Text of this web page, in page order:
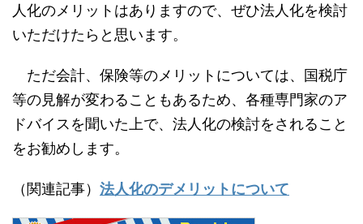
人化のメリットはありますので、ぜひ法人化を検討
いただけたらと思います。
ただ会計、保険等のメリットについては、国税庁
等の見解が変わることもあるため、各種専門家のア
ドバイスを聞いた上で、法人化の検討をされること
をお勧めします。
（関連記事） 法人化のデメリットについて